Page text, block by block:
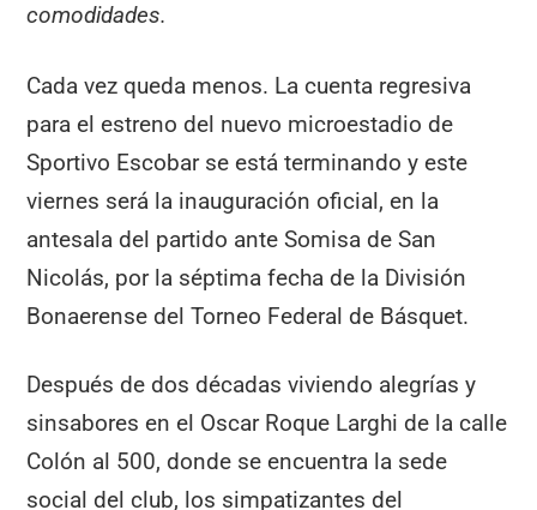
comodidades.
Cada vez queda menos. La cuenta regresiva
para el estreno del nuevo microestadio de
Sportivo Escobar se está terminando y este
viernes será la inauguración oficial, en la
antesala del partido ante Somisa de San
Nicolás, por la séptima fecha de la División
Bonaerense del Torneo Federal de Básquet.
Después de dos décadas viviendo alegrías y
sinsabores en el Oscar Roque Larghi de la calle
Colón al 500, donde se encuentra la sede
social del club, los simpatizantes del